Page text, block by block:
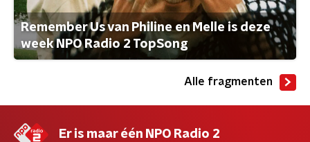
Remember Us van Philine en Melle is deze
week NPO Radio 2 TopSong
Alle fragmenten
Er is maar één NPO Radio 2